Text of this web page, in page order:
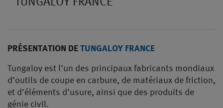
TUNGALOY FRANCE
PRÉSENTATION DE TUNGALOY FRANCE
Tungaloy est l’un des principaux fabricants mondiaux
d’outils de coupe en carbure, de matériaux de friction,
et d’éléments d’usure, ainsi que des produits de
génie civil.